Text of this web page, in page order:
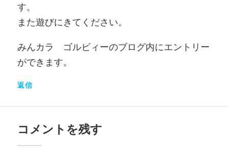
す。
また遊びにきてください。
みんカラ ゴルビィーのブログ内にエントリー
ができます。
返信
コメントを残す